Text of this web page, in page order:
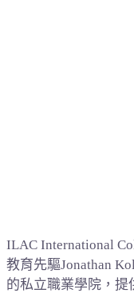
ILAC International
教育先驅Jonathan
的私立職業學院，提